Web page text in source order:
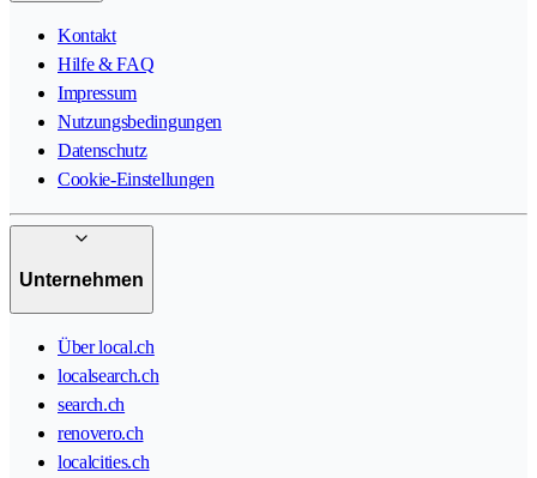
Kontakt
Hilfe & FAQ
Impressum
Nutzungsbedingungen
Datenschutz
Cookie-Einstellungen
Unternehmen
Über local.ch
localsearch.ch
search.ch
renovero.ch
localcities.ch